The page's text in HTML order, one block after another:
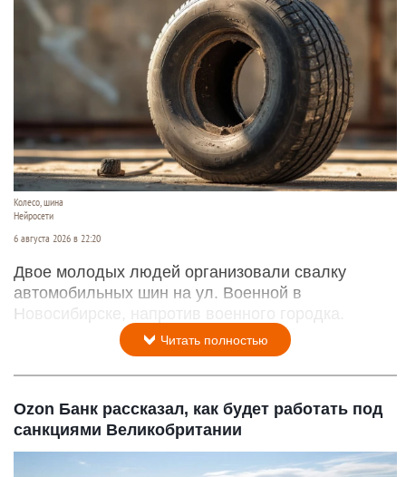
Колесо, шина
Нейросети
6 августа 2026 в 22:20
Двое молодых людей организовали свалку
автомобильных шин на ул. Военной в
Новосибирске, напротив военного городка.
Читать полностью
Ozon Банк рассказал, как будет работать под
санкциями Великобритании